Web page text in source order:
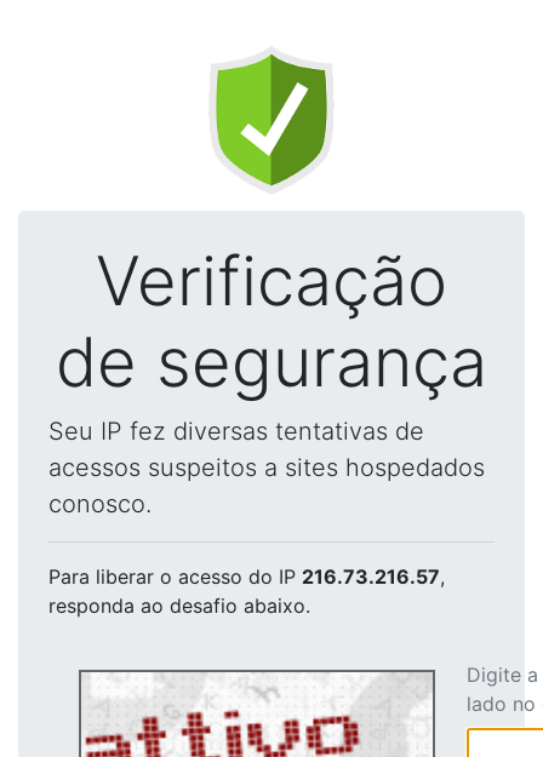
Verificação
de segurança
Seu IP fez diversas tentativas de
acessos suspeitos a sites hospedados
conosco.
Para liberar o acesso do IP 216.73.216.57,
responda ao desafio abaixo.
Digite
lado no